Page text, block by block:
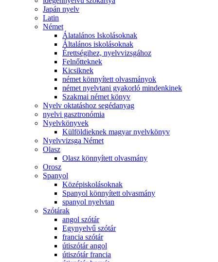
Japán nyelv
Latin
Német
Álatalános Iskolásoknak
Általános iskolásoknak
Érettségihez, nyelvvizsgához
Felnőtteknek
Kicsiknek
német könnyített olvasmányok
német nyelvtani gyakorló mindenkinek
Szakmai német könyv
Nyelv oktatáshoz segédanyag
nyelvi gasztronómia
Nyelvkönyvek
Külföldieknek magyar nyelvkönyv
Nyelvvizsga Német
Olasz
Olasz könnyített olvasmány
Orosz
Spanyol
Középiskolásoknak
Spanyol könnyített olvasmány
spanyol nyelvtan
Szótárak
angol szótár
Egynyelvű szótár
francia szótár
útiszótár angol
útiszótár francia